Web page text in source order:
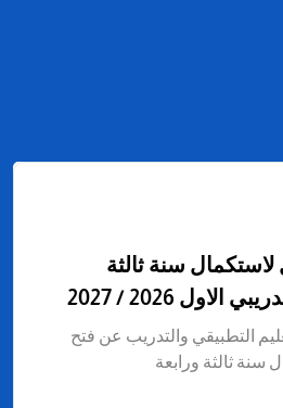
سنة ثالثة
2026 / 2027
التطبيقي والتدريب عن فتح
سنة ثالثة ورابعة